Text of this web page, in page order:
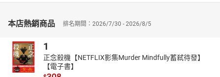
本店熱銷商品 排名期間：2026/7/30 - 2026/8/5
1
正念殺機【NETFLIX影集Murder Mindfully蓄弒待發】
【電子書】